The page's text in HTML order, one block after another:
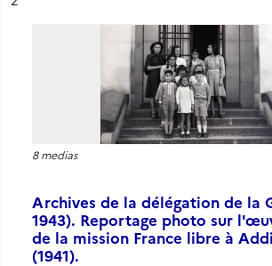
8 medias
Archives de la délégation de la
1943). Reportage photo sur
de la mission France libre à
(1941).